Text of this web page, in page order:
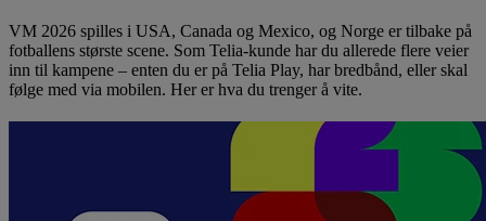
VM 2026 spilles i USA, Canada og Mexico, og Norge er tilbake på
fotballens største scene. Som Telia-kunde har du allerede flere veier
inn til kampene – enten du er på Telia Play, har bredbånd, eller skal
følge med via mobilen. Her er hva du trenger å vite.